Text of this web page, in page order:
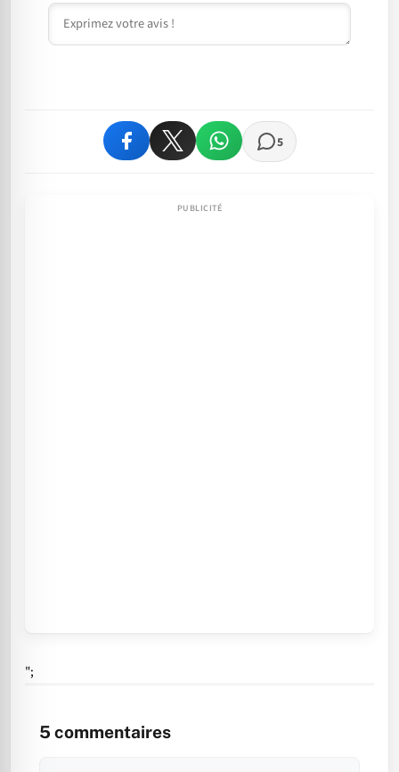
Commentaire
5
";
5 commentaires